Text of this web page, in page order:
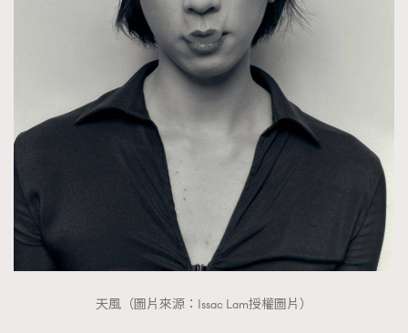
天風（圖片來源：Issac Lam授權圖片）